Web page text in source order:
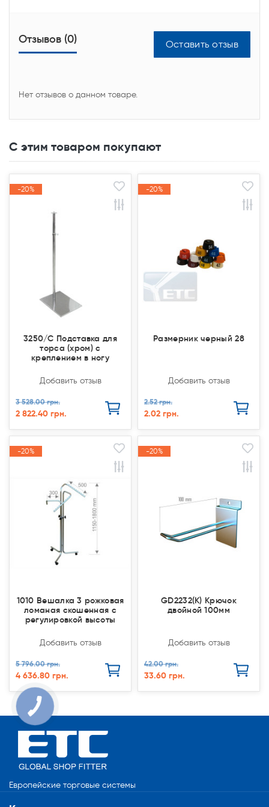
Отзывов (0) Оставить отзыв
Нет отзывов о данном товаре.
С этим товаром покупают
-20%
-20%
3250/С Подставка для
торса (хром) с
креплением в ногу
Добавить отзыв
3 528.00 грн.
2 822.40 грн.
-20%
-20%
Размерник черный 28
Добавить отзыв
2.52 грн.
2.02 грн.
-20%
-20%
1010 Вешалка 3 рожковая
ломаная скошенная с
регулировкой высоты
Добавить отзыв
5 796.00 грн.
4 636.80 грн.
-20%
-20%
GD2232(К) Крючок
двойной 100мм
Добавить отзыв
42.00 грн.
33.60 грн.
Европейские торговые системы